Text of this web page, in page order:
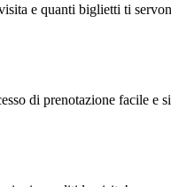
e quanti biglietti ti
di prenotazione facile e